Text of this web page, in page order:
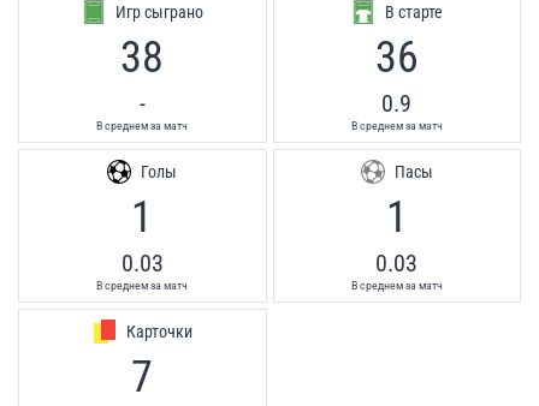
Игр сыграно
38
-
В среднем за матч
В старте
36
0.9
В среднем за матч
Голы
1
0.03
В среднем за матч
Пасы
1
0.03
В среднем за матч
Карточки
7